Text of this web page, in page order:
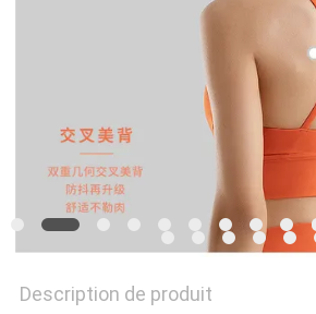
Description de produit